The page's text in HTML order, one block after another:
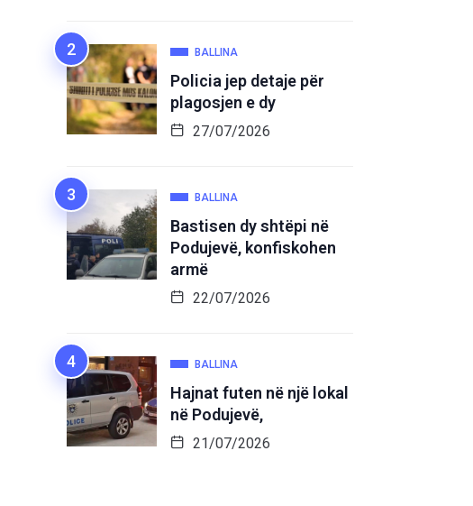
BALLINA
Policia jep detaje për
plagosjen e dy
27/07/2026
BALLINA
Bastisen dy shtëpi në
Podujevë, konfiskohen
armë
22/07/2026
BALLINA
Hajnat futen në një lokal
në Podujevë,
21/07/2026